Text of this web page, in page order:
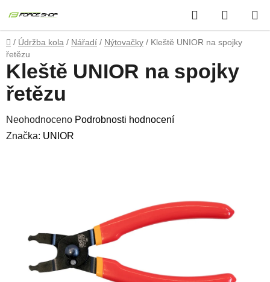
na
obsah
Hledat
KOŠÍK
Domů
/ Údržba kola / Nářadí / Nýtovačky / Kleště UNIOR na spojky
řetězu
Kleště UNIOR na spojky
řetězu
Průměrné
hodnocení
hvězdiček.
Neohodnoceno Podrobnosti hodnocení
Značka: UNIOR